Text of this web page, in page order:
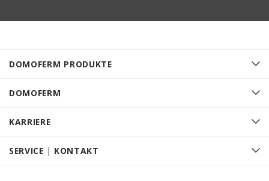
DOMOFERM PRODUKTE
DOMOFERM
KARRIERE
SERVICE | KONTAKT